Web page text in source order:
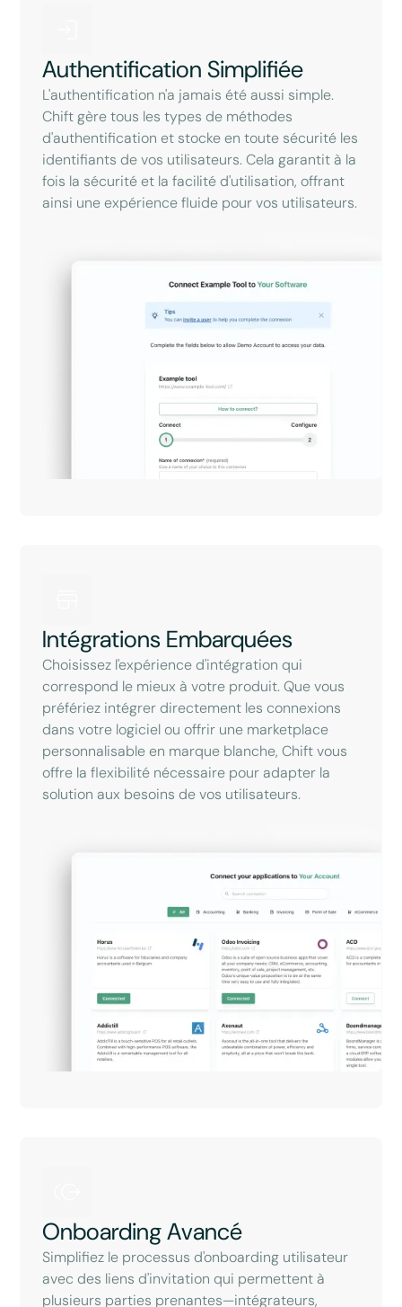
Authentification Simplifiée
L'authentification n'a jamais été aussi simple.
Chift gère tous les types de méthodes
d'authentification et stocke en toute sécurité les
identifiants de vos utilisateurs. Cela garantit à la
fois la sécurité et la facilité d'utilisation, offrant
ainsi une expérience fluide pour vos utilisateurs.
Intégrations Embarquées
Choisissez l'expérience d'intégration qui
correspond le mieux à votre produit. Que vous
préfériez intégrer directement les connexions
dans votre logiciel ou offrir une marketplace
personnalisable en marque blanche, Chift vous
offre la flexibilité nécessaire pour adapter la
solution aux besoins de vos utilisateurs.
Onboarding Avancé
Simplifiez le processus d'onboarding utilisateur
avec des liens d'invitation qui permettent à
plusieurs parties prenantes—intégrateurs,